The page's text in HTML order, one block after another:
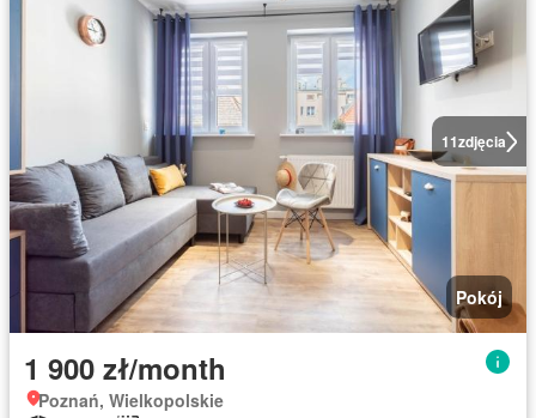
11zdjęcia
Pokój
1 900 zł/month
Poznań, Wielkopolskie